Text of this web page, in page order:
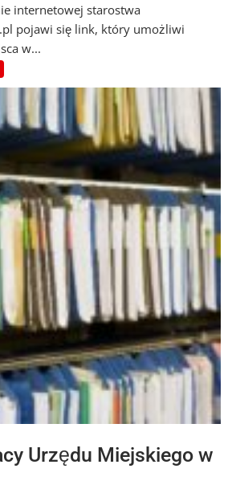
internetowej starostwa
pojawi się link, który umożliwi
w...
Urzędu Miejskiego w